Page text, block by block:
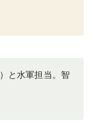
と水軍担当。智